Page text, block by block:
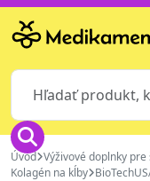
Úvod Výživové doplnky
Kolagén na kĺby